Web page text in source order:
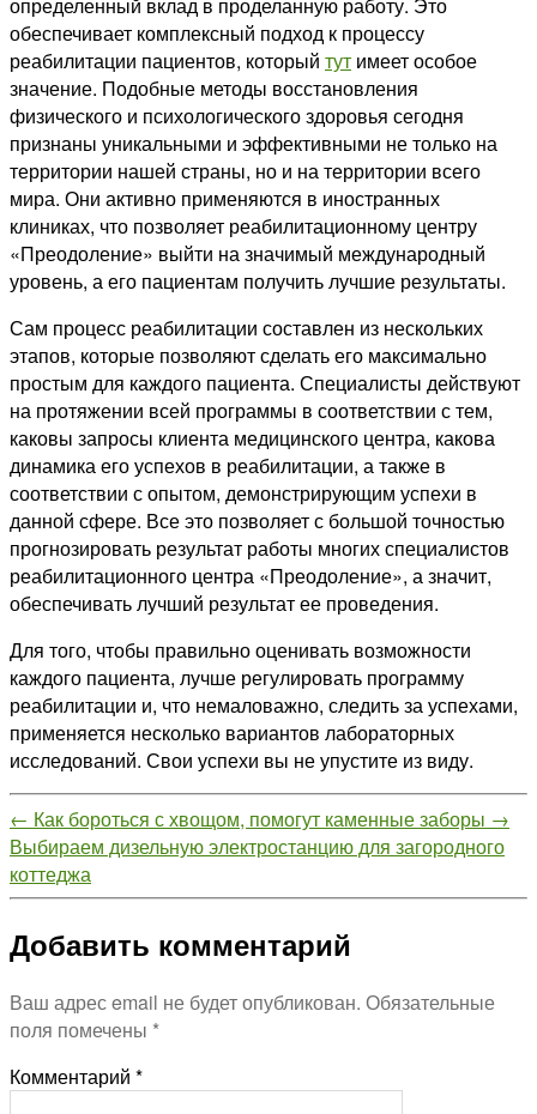
обеспечивает комплексный подход к процессу
реабилитации пациентов, который тут имеет особое
значение. Подобные методы восстановления
физического и психологического здоровья сегодня
признаны уникальными и эффективными не только на
территории нашей страны, но и на территории всего
мира. Они активно применяются в иностранных
клиниках, что позволяет реабилитационному центру
«Преодоление» выйти на значимый международный
уровень, а его пациентам получить лучшие результаты.
Сам процесс реабилитации составлен из нескольких
этапов, которые позволяют сделать его максимально
простым для каждого пациента. Специалисты действуют
на протяжении всей программы в соответствии с тем,
каковы запросы клиента медицинского центра, какова
динамика его успехов в реабилитации, а также в
соответствии с опытом, демонстрирующим успехи в
данной сфере. Все это позволяет с большой точностью
прогнозировать результат работы многих специалистов
реабилитационного центра «Преодоление», а значит,
обеспечивать лучший результат ее проведения.
Для того, чтобы правильно оценивать возможности
каждого пациента, лучше регулировать программу
реабилитации и, что немаловажно, следить за успехами,
применяется несколько вариантов лабораторных
исследований. Свои успехи вы не упустите из виду.
← Как бороться с хвощом, помогут каменные заборы →
Выбираем дизельную электростанцию для загородного
коттеджа
Добавить комментарий
Ваш адрес email не будет опубликован. Обязательные
поля помечены *
Комментарий *